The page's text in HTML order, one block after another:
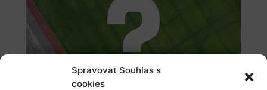
Spravovat Souhlas s
cookies